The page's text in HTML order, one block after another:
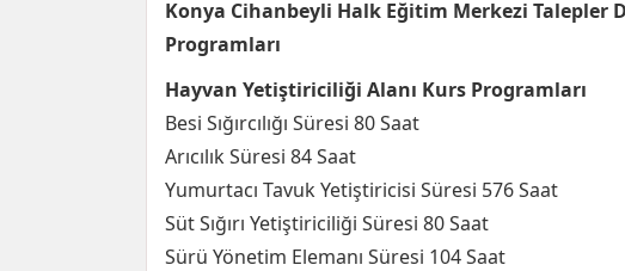
Konya Cihanbeyli Halk Eğitim Merkezi Talepler
Programları
Hayvan Yetiştiriciliği Alanı Kurs Programları
Besi Sığırcılığı Süresi 80 Saat
Arıcılık Süresi 84 Saat
Yumurtacı Tavuk Yetiştiricisi Süresi 576 Saat
Süt Sığırı Yetiştiriciliği Süresi 80 Saat
Sürü Yönetim Elemanı Süresi 104 Saat